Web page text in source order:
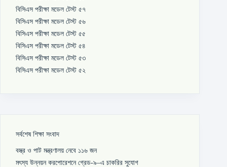
বিসিএস পরীক্ষা মডেল টেস্ট ৫৭
বিসিএস পরীক্ষা মডেল টেস্ট ৫৬
বিসিএস পরীক্ষা মডেল টেস্ট ৫৫
বিসিএস পরীক্ষা মডেল টেস্ট ৫৪
বিসিএস পরীক্ষা মডেল টেস্ট ৫৩
বিসিএস পরীক্ষা মডেল টেস্ট ৫২
সর্বশেষ শিক্ষা সংবাদ
বস্ত্র ও পাট মন্ত্রণালয় নেবে ১১৬ জন
মৎস্য উন্নয়ন করপোরেশনে গ্রেড-৯–এ চাকরির সুযোগ